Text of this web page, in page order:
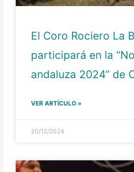
El Coro Rociero La
participará en la
andaluza 2024” de
VER ARTÍCULO »
20/12/2024